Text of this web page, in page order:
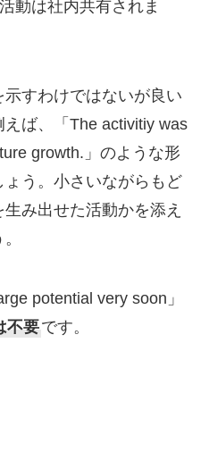
動は社内共有されま
すわけではないが良い
ば、「The activitiy was
growth.」のような形
う。小さいながらもど
み出せた活動かを添え
potential very soon」
不要です。